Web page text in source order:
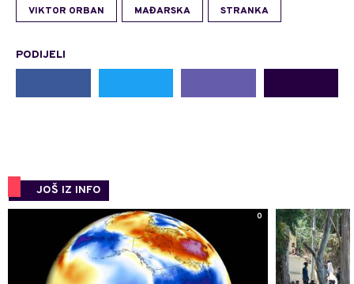
VIKTOR ORBAN MAĐARSKA STRANKA
PODIJELI
JOŠ IZ INFO
0